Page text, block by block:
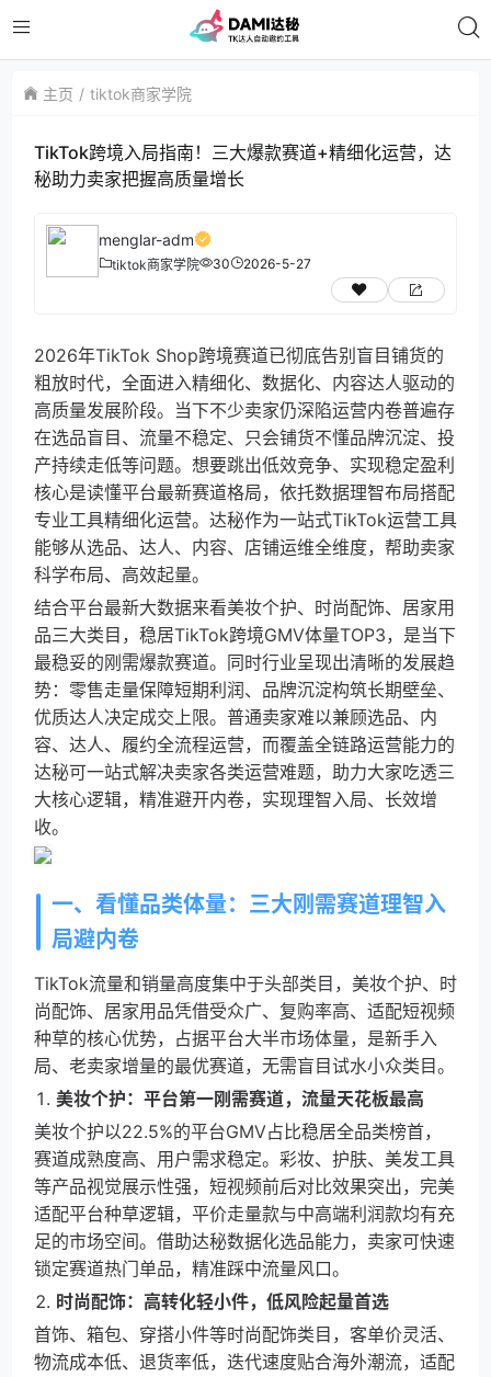
主页 tiktok商家学院
TikTok跨境入局指南！三大爆款赛道+精细化运营，达
秘助力卖家把握高质量增长
menglar-adm
tiktok商家学院 30 2026-5-27
2026年TikTok Shop跨境赛道已彻底告别盲目铺货的
粗放时代，全面进入精细化、数据化、内容达人驱动的
高质量发展阶段。当下不少卖家仍深陷运营内卷普遍存
在选品盲目、流量不稳定、只会铺货不懂品牌沉淀、投
产持续走低等问题。想要跳出低效竞争、实现稳定盈利
核心是读懂平台最新赛道格局，依托数据理智布局搭配
专业工具精细化运营。达秘作为一站式TikTok运营工具
能够从选品、达人、内容、店铺运维全维度，帮助卖家
科学布局、高效起量。
结合平台最新大数据来看美妆个护、时尚配饰、居家用
品三大类目，稳居TikTok跨境GMV体量TOP3，是当下
最稳妥的刚需爆款赛道。同时行业呈现出清晰的发展趋
势：零售走量保障短期利润、品牌沉淀构筑长期壁垒、
优质达人决定成交上限。普通卖家难以兼顾选品、内
容、达人、履约全流程运营，而覆盖全链路运营能力的
达秘可一站式解决卖家各类运营难题，助力大家吃透三
大核心逻辑，精准避开内卷，实现理智入局、长效增
收。
一、看懂品类体量：三大刚需赛道理智入
局避内卷
TikTok流量和销量高度集中于头部类目，美妆个护、时
尚配饰、居家用品凭借受众广、复购率高、适配短视频
种草的核心优势，占据平台大半市场体量，是新手入
局、老卖家增量的最优赛道，无需盲目试水小众类目。
美妆个护：平台第一刚需赛道，流量天花板最高
美妆个护以22.5%的平台GMV占比稳居全品类榜首，
赛道成熟度高、用户需求稳定。彩妆、护肤、美发工具
等产品视觉展示性强，短视频前后对比效果突出，完美
适配平台种草逻辑，平价走量款与中高端利润款均有充
足的市场空间。借助达秘数据化选品能力，卖家可快速
锁定赛道热门单品，精准踩中流量风口。
时尚配饰：高转化轻小件，低风险起量首选
首饰、箱包、穿搭小件等时尚配饰类目，客单价灵活、
物流成本低、退货率低，迭代速度贴合海外潮流，适配